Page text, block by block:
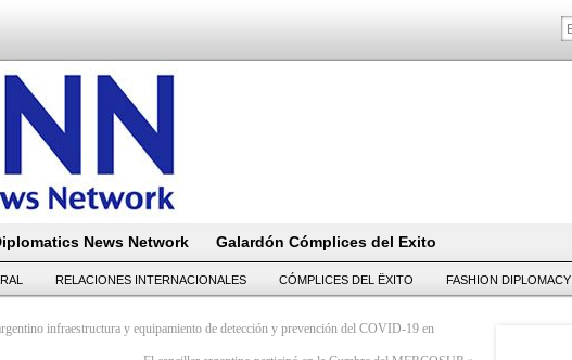
News Network Galardón Cómplices del Exito
RELACIONES INTERNACIONALES CÓMPLICES DEL ËXITO FASHION DIPLOMACY
infraestructura y equipamiento de detección y prevención del COVID-19 en